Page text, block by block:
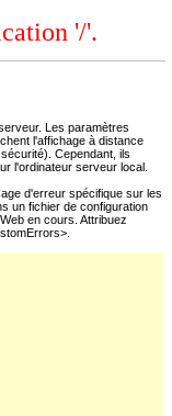
'/'.
Les paramètres
l'affichage à distance
Cependant, ils
l'ordinateur serveur local.
d'erreur spécifique sur les
un fichier de configuration
en cours. Attribuez